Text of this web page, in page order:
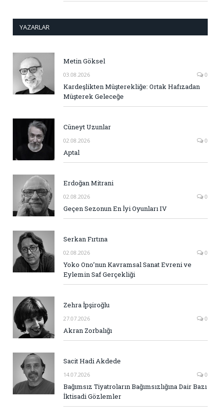
YAZARLAR
Metin Göksel
03.08.2026 0
Kardeşlikten Müşterekliğe: Ortak Hafızadan
Müşterek Geleceğe
Cüneyt Uzunlar
02.08.2026 0
Aptal
Erdoğan Mitrani
02.08.2026 0
Geçen Sezonun En İyi Oyunları IV
Serkan Fırtına
02.08.2026 0
Yoko Ono’nun Kavramsal Sanat Evreni ve
Eylemin Saf Gerçekliği
Zehra İpşiroğlu
27.07.2026 0
Akran Zorbalığı
Sacit Hadi Akdede
14.07.2026 0
Bağımsız Tiyatroların Bağımsızlığına Dair Bazı
İktisadi Gözlemler